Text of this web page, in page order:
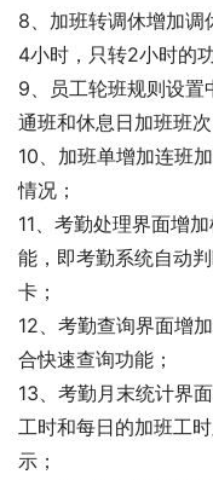
8、加班转调休增加调
4小时，只转2小时的
9、员工轮班规则设置
通班和休息日加班班
10、加班单增加连班
情况；
11、考勤处理界面增
能，即考勤系统自动
卡；
12、考勤查询界面增
合快速查询功能；
13、考勤月末统计界
工时和每日的加班工
示；